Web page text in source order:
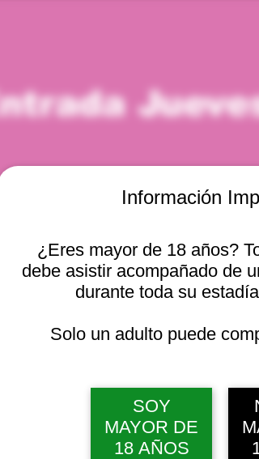
Información
¿Eres mayor de 18 años?
debe asistir acompañado de
durante toda su
Solo un adulto puede
SOY
MAYOR DE
18 AÑOS
2440, 2541754 Viña del Mar,